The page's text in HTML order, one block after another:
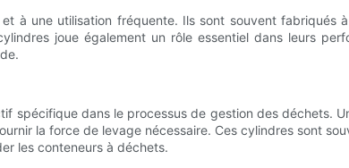
à une utilisation fréquente. Ils sont souvent fabriqués
joue également un rôle essentiel dans leurs
spécifique dans le processus de gestion des déchets.
la force de levage nécessaire. Ces cylindres sont
les conteneurs à déchets.